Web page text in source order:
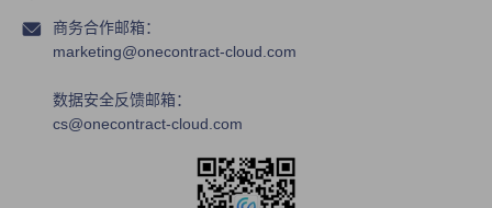
商务合作邮箱：
marketing@onecontract-cloud.com
数据安全反馈邮箱：
cs@onecontract-cloud.com